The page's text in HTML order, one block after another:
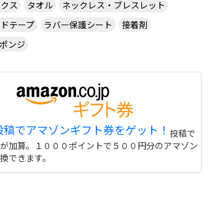
ス タオル
ネックレス・ブレスレット
テープ ラバー保護シート
接着剤
ンジ
稿でアマゾンギフト券をゲット！ 投稿で
加算。１０００ポイントで５００円分のアマゾン
できます。